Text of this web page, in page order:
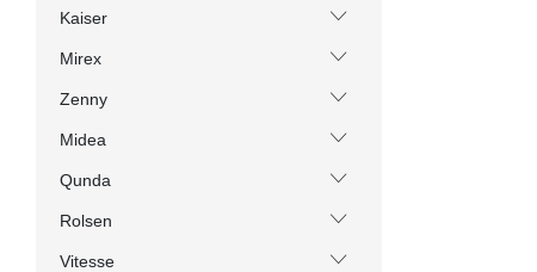
Kaiser
Mirex
Zenny
Midea
Qunda
Rolsen
Vitesse